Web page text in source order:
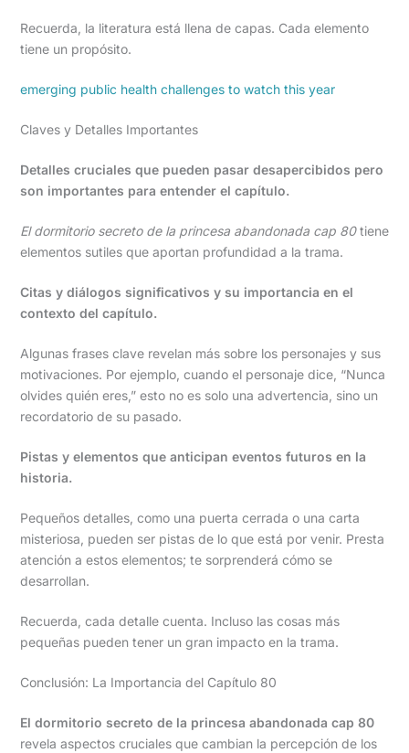
Recuerda, la literatura está llena de capas. Cada elemento
tiene un propósito.
emerging public health challenges to watch this year
Claves y Detalles Importantes
Detalles cruciales que pueden pasar desapercibidos pero
son importantes para entender el capítulo.
El dormitorio secreto de la princesa abandonada cap 80tiene
elementos sutiles que aportan profundidad a la trama.
Citas y diálogos significativos y su importancia en el
contexto del capítulo.
Algunas frases clave revelan más sobre los personajes y sus
motivaciones. Por ejemplo, cuando el personaje dice, “Nunca
olvides quién eres,” esto no es solo una advertencia, sino un
recordatorio de su pasado.
Pistas y elementos que anticipan eventos futuros en la
historia.
Pequeños detalles, como una puerta cerrada o una carta
misteriosa, pueden ser pistas de lo que está por venir. Presta
atención a estos elementos; te sorprenderá cómo se
desarrollan.
Recuerda, cada detalle cuenta. Incluso las cosas más
pequeñas pueden tener un gran impacto en la trama.
Conclusión: La Importancia del Capítulo 80
El dormitorio secreto de la princesa abandonada cap 80
revela aspectos cruciales que cambian la percepción de los